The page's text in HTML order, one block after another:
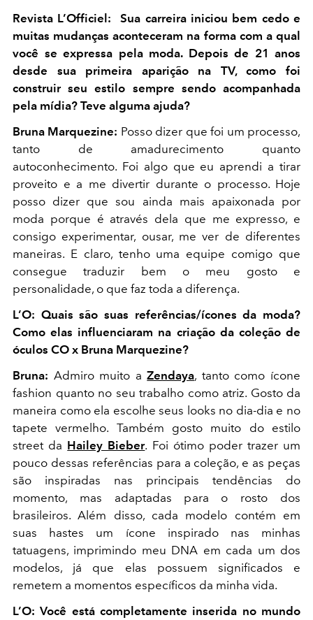
Revista L’Officiel: Sua carreira iniciou bem cedo e
muitas mudanças aconteceram na forma com a qual
você se expressa pela moda. Depois de 21 anos
desde sua primeira aparição na TV, como foi
construir seu estilo sempre sendo acompanhada
pela mídia? Teve alguma ajuda?
Bruna Marquezine: Posso dizer que foi um processo,
tanto de amadurecimento quanto
autoconhecimento. Foi algo que eu aprendi a tirar
proveito e a me divertir durante o processo. Hoje
posso dizer que sou ainda mais apaixonada por
moda porque é através dela que me expresso, e
consigo experimentar, ousar, me ver de diferentes
maneiras. E claro, tenho uma equipe comigo que
consegue traduzir bem o meu gosto e
personalidade, o que faz toda a diferença.
L’O: Quais são suas referências/ícones da moda?
Como elas influenciaram na criação da coleção de
óculos CO x Bruna Marquezine?
Bruna: Admiro muito aZendaya, tanto como ícone
fashion quanto no seu trabalho como atriz. Gosto da
maneira como ela escolhe seus looks no dia-dia e no
tapete vermelho. Também gosto muito do estilo
street da Hailey Bieber. Foi ótimo poder trazer um
pouco dessas referências para a coleção, e as peças
são inspiradas nas principais tendências do
momento, mas adaptadas para o rosto dos
brasileiros. Além disso, cada modelo contém em
suas hastes um ícone inspirado nas minhas
tatuagens, imprimindo meu DNA em cada um dos
modelos, já que elas possuem significados e
remetem a momentos específicos da minha vida.
L’O: Você está completamente inserida no mundo